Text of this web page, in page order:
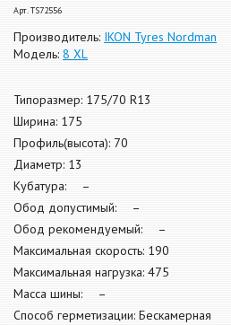
Арт. TS72556
Производитель: IKON Tyres Nordman
Модель: 8 XL
Типоразмер: 175/70 R13
Ширина: 175
Профиль(высота): 70
Диаметр: 13
Кубатура: –
Обод допустимый: –
Обод рекомендуемый: –
Максимальная скорость: 190
Максимальная нагрузка: 475
Масса шины: –
Способ герметизации: Бескамерная